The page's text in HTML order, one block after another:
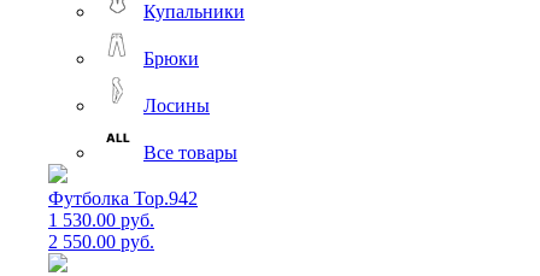
Купальники
Брюки
Лосины
Все товары
Футболка Top.942
1 530.00 руб.
2 550.00 руб.